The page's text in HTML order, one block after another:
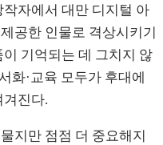
자에서 대만 디지털 아
공한 인물로 격상시키기
기억되는 데 그치지 않
화·교육 모두가 후대에
겨진다.
지만 점점 더 중요해지